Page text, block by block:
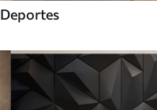
Deportes